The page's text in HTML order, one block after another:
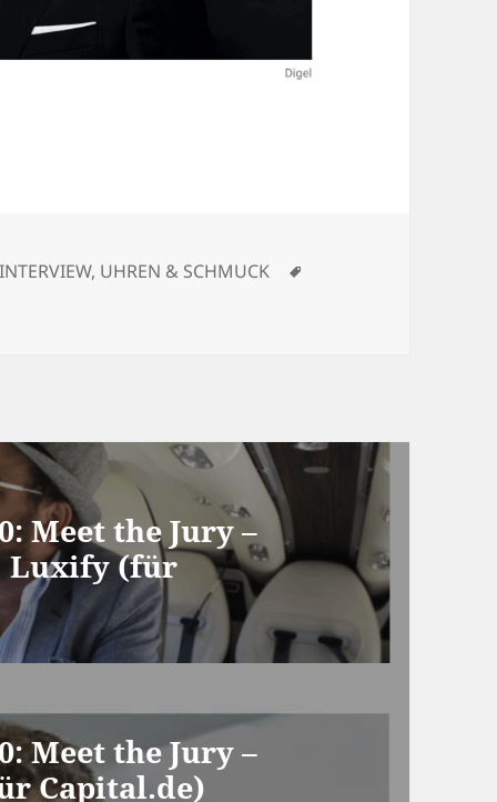
INTERVIEW, UHREN & SCHMUCK
Meet the Jury –
Luxify (für
Meet the Jury –
Capital.de)